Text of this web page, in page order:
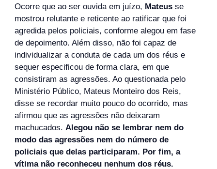
Ocorre que ao ser ouvida em juízo, Mateus se
mostrou relutante e reticente ao ratificar que foi
agredida pelos policiais, conforme alegou em fase
de depoimento. Além disso, não foi capaz de
individualizar a conduta de cada um dos réus e
sequer especificou de forma clara, em que
consistiram as agressões. Ao questionada pelo
Ministério Público, Mateus Monteiro dos Reis,
disse se recordar muito pouco do ocorrido, mas
afirmou que as agressões não deixaram
machucados. Alegou não se lembrar nem do
modo das agressões nem do número de
policiais que delas participaram. Por fim, a
vítima não reconheceu nenhum dos réus.